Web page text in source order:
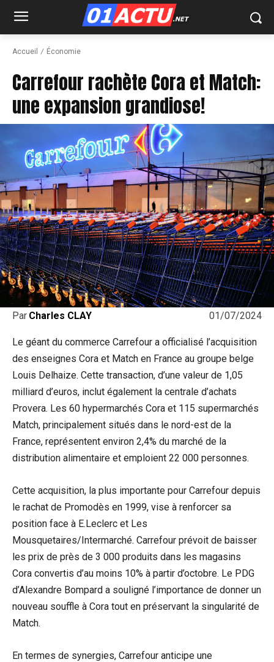
Accueil Économie
Carrefour rachète Cora et Match:
une expansion grandiose!
01/07/2024
Par Charles CLAY
Le géant du commerce Carrefour a officialisé l’acquisition
des enseignes Cora et Match en France au groupe belge
Louis Delhaize. Cette transaction, d’une valeur de 1,05
milliard d’euros, inclut également la centrale d’achats
Provera. Les 60 hypermarchés Cora et 115 supermarchés
Match, principalement situés dans le nord-est de la
France, représentent environ 2,4% du marché de la
distribution alimentaire et emploient 22 000 personnes.
Cette acquisition, la plus importante pour Carrefour depuis
le rachat de Promodès en 1999, vise à renforcer sa
position face à E.Leclerc et Les
Mousquetaires/Intermarché. Carrefour prévoit de baisser
les prix de près de 3 000 produits dans les magasins
Cora convertis d’au moins 10% à partir d’octobre. Le PDG
d’Alexandre Bompard a souligné l’importance de donner un
nouveau souffle à Cora tout en préservant la singularité de
Match.
En termes de synergies, Carrefour anticipe une